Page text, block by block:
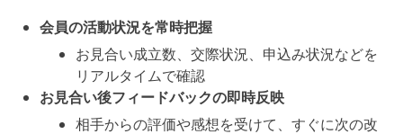
会員の活動状況を常時把握
お見合い成立数、交際状況、申込み状況などを
リアルタイムで確認
お見合い後フィードバックの即時反映
相手からの評価や感想を受けて、すぐに次の改